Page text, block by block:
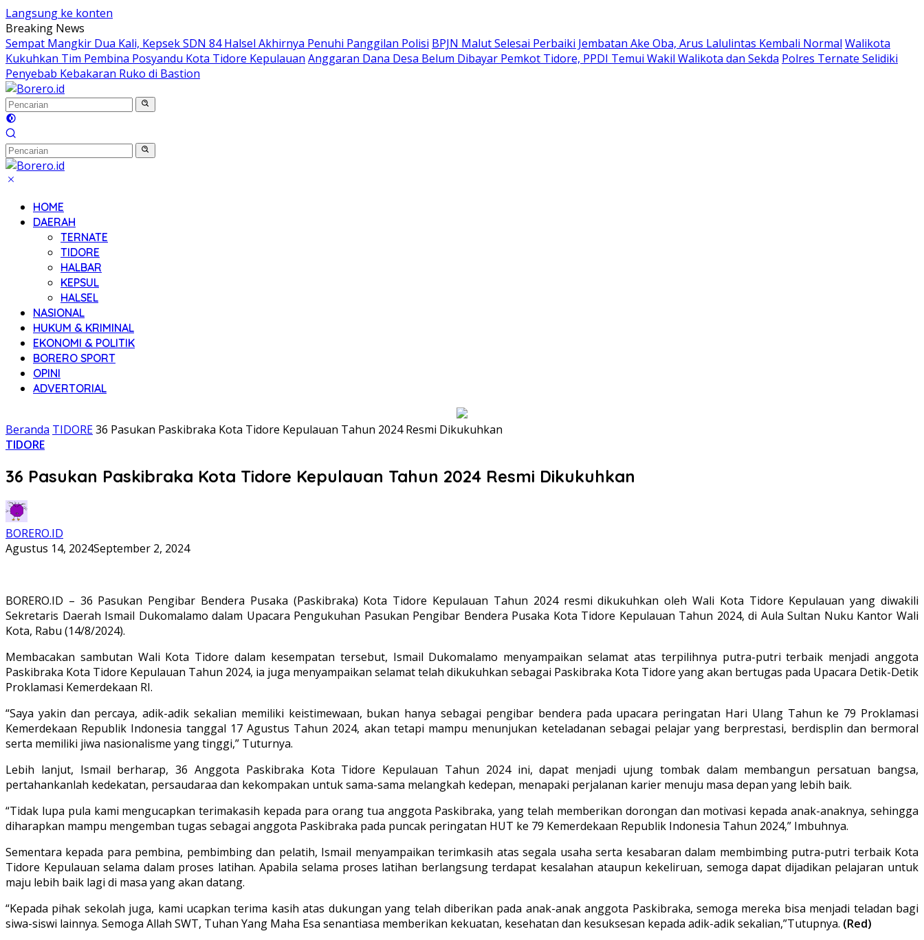
Langsung ke konten
Breaking News
Sempat Mangkir Dua Kali, Kepsek SDN 84 Halsel Akhirnya Penuhi Panggilan Polisi BPJN Malut Selesai Perbaiki Jembatan Ake Oba, Arus Lalulintas Kembali Normal Walikota
Kukuhkan Tim Pembina Posyandu Kota Tidore Kepulauan Anggaran Dana Desa Belum Dibayar Pemkot Tidore, PPDI Temui Wakil Walikota dan Sekda Polres Ternate Selidiki
Penyebab Kebakaran Ruko di Bastion
HOME
DAERAH
TERNATE
TIDORE
HALBAR
KEPSUL
HALSEL
NASIONAL
HUKUM & KRIMINAL
EKONOMI & POLITIK
BORERO SPORT
OPINI
ADVERTORIAL
Beranda TIDORE36 Pasukan Paskibraka Kota Tidore Kepulauan Tahun 2024 Resmi Dikukuhkan
TIDORE
36 Pasukan Paskibraka Kota Tidore Kepulauan Tahun 2024 Resmi Dikukuhkan
BORERO.ID
Agustus 14, 2024September 2, 2024
BORERO.ID – 36 Pasukan Pengibar Bendera Pusaka (Paskibraka) Kota Tidore Kepulauan Tahun 2024 resmi dikukuhkan oleh Wali Kota Tidore Kepulauan yang diwakili
Sekretaris Daerah Ismail Dukomalamo dalam Upacara Pengukuhan Pasukan Pengibar Bendera Pusaka Kota Tidore Kepulauan Tahun 2024, di Aula Sultan Nuku Kantor Wali
Kota, Rabu (14/8/2024).
Membacakan sambutan Wali Kota Tidore dalam kesempatan tersebut, Ismail Dukomalamo menyampaikan selamat atas terpilihnya putra-putri terbaik menjadi anggota
Paskibraka Kota Tidore Kepulauan Tahun 2024, ia juga menyampaikan selamat telah dikukuhkan sebagai Paskibraka Kota Tidore yang akan bertugas pada Upacara Detik-Detik
Proklamasi Kemerdekaan RI.
“Saya yakin dan percaya, adik-adik sekalian memiliki keistimewaan, bukan hanya sebagai pengibar bendera pada upacara peringatan Hari Ulang Tahun ke 79 Proklamasi
Kemerdekaan Republik Indonesia tanggal 17 Agustus Tahun 2024, akan tetapi mampu menunjukan keteladanan sebagai pelajar yang berprestasi, berdisplin dan bermoral
serta memiliki jiwa nasionalisme yang tinggi,” Tuturnya.
Lebih lanjut, Ismail berharap, 36 Anggota Paskibraka Kota Tidore Kepulauan Tahun 2024 ini, dapat menjadi ujung tombak dalam membangun persatuan bangsa,
pertahankanlah kedekatan, persaudaraa dan kekompakan untuk sama-sama melangkah kedepan, menapaki perjalanan karier menuju masa depan yang lebih baik.
“Tidak lupa pula kami mengucapkan terimakasih kepada para orang tua anggota Paskibraka, yang telah memberikan dorongan dan motivasi kepada anak-anaknya, sehingga
diharapkan mampu mengemban tugas sebagai anggota Paskibraka pada puncak peringatan HUT ke 79 Kemerdekaan Republik Indonesia Tahun 2024,” Imbuhnya.
Sementara kepada para pembina, pembimbing dan pelatih, Ismail menyampaikan terimkasih atas segala usaha serta kesabaran dalam membimbing putra-putri terbaik Kota
Tidore Kepulauan selama dalam proses latihan. Apabila selama proses latihan berlangsung terdapat kesalahan ataupun kekeliruan, semoga dapat dijadikan pelajaran untuk
maju lebih baik lagi di masa yang akan datang.
“Kepada pihak sekolah juga, kami ucapkan terima kasih atas dukungan yang telah diberikan pada anak-anak anggota Paskibraka, semoga mereka bisa menjadi teladan bagi
siwa-siswi lainnya. Semoga Allah SWT, Tuhan Yang Maha Esa senantiasa memberikan kekuatan, kesehatan dan kesuksesan kepada adik-adik sekalian,”Tutupnya. (Red)